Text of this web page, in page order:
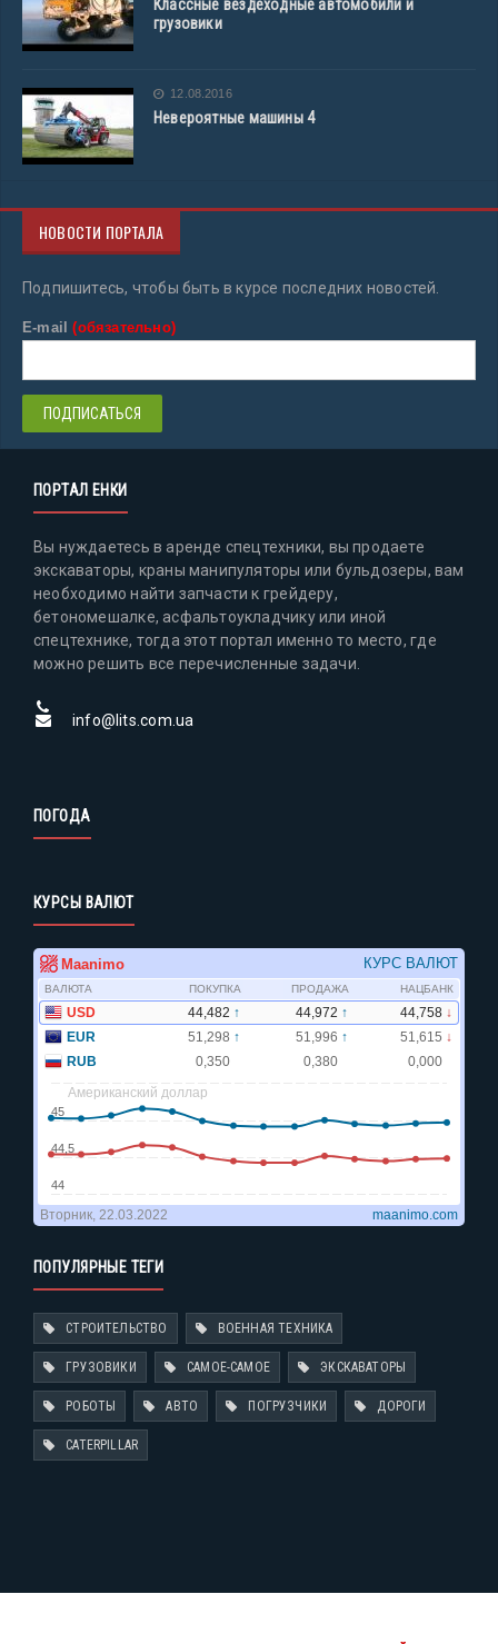
Классные вездеходные автомобили и
грузовики
12.08.2016
Невероятные машины 4
НОВОСТИ ПОРТАЛА
Подпишитесь, чтобы быть в курсе последних новостей.
E-mail(обязательно)
ПОРТАЛ ЕНКИ
Вы нуждаетесь в аренде спецтехники, вы продаете
экскаваторы, краны манипуляторы или бульдозеры, вам
необходимо найти запчасти к грейдеру,
бетономешалке, асфальтоукладчику или иной
спецтехнике, тогда этот портал именно то место, где
можно решить все перечисленные задачи.
info@lits.com.ua
ПОГОДА
КУРСЫ ВАЛЮТ
ПОПУЛЯРНЫЕ ТЕГИ
СТРОИТЕЛЬСТВО ВОЕННАЯ ТЕХНИКА
ГРУЗОВИКИ САМОЕ-САМОЕ ЭКСКАВАТОРЫ
РОБОТЫ АВТО ПОГРУЗЧИКИ ДОРОГИ
CATERPILLAR